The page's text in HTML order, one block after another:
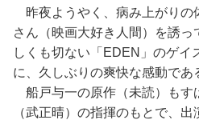
昨夜ようやく、病み上がりの
さん（映画大好き人間）を誘
しくも切ない「EDEN」のゲイ
に、久しぶりの爽快な感動であ
船戸与一の原作（未読）もす
（武正晴）の指揮のもとで、